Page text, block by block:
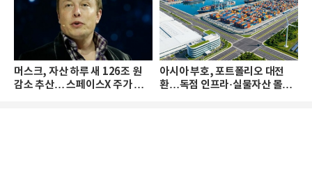
머스크, 자산 하루 새 126조 원
감소 추산… 스페이스X 주가 하
아시아 부호, 포트폴리오 대전
환…독점 인프라·실물자산 몰린